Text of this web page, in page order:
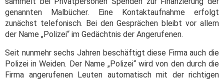
genannten Malbücher. Eine Kontaktaufnahme erfolgt
zunächst telefonisch. Bei den Gesprächen bleibt vor allem
der Name „Polizei“ im Gedächtnis der Angerufenen.
Seit nunmehr sechs Jahren beschäftigt diese Firma auch die
Polizei in Weiden. Der Name „Polizei“ wird von den durch die
Firma angerufenen Leuten automatisch mit der richtigen